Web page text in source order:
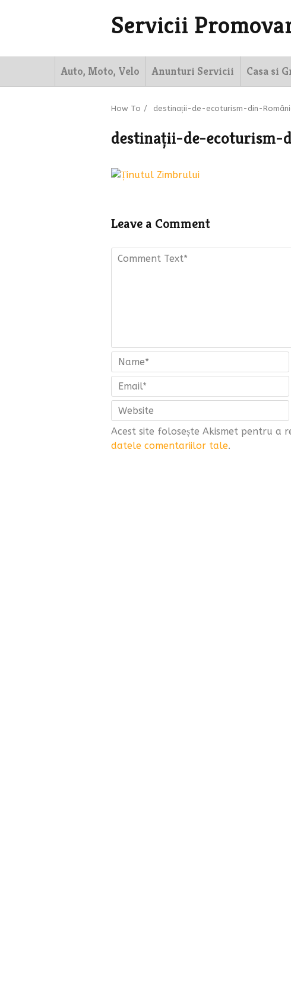
Servicii
Auto, Moto, Velo Anunturi Servicii Casa si
How To / destinații-de-ecoturism-din-
destinații-de-ecoturism-
Leave a Comment
Acest site folosește Akismet pentru a
datele comentariilor tale.